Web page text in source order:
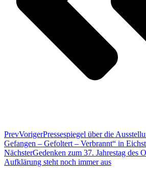
PrevVorigerPressespiegel über die
Gefangen – Gefoltert – Verbrannt“ in
NächsterGedenken zum 37. Jahrestag des
Aufklärung steht noch immer aus